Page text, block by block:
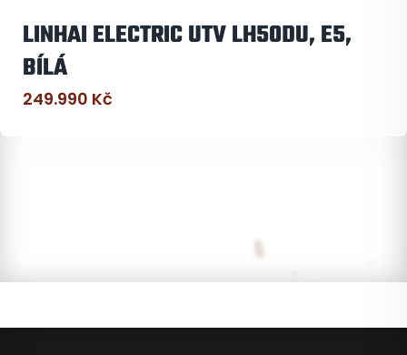
LINHAI ELECTRIC UTV LH50DU, E5,
BÍLÁ
249.990 Kč